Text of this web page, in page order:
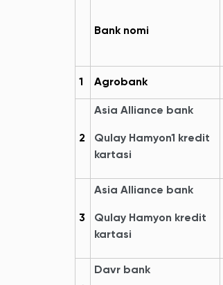
Bank nomi
1 Agrobank
2
Asia Alliance bank
Qulay Hamyon1 kredit
kartasi
3
Asia Alliance bank
Qulay Hamyon kredit
kartasi
Davr bank